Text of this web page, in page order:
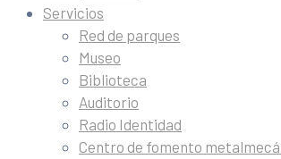
Servicios
Red de parques
Museo
Biblioteca
Auditorio
Radio Identidad
Centro de fomento